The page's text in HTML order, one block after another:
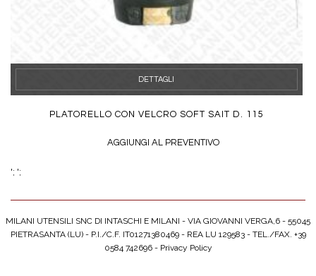
DETTAGLI
PLATORELLO CON VELCRO SOFT SAIT D. 115
AGGIUNGI AL PREVENTIVO
'; ';
MILANI UTENSILI SNC DI INTASCHI E MILANI - VIA GIOVANNI VERGA,6 - 55045
PIETRASANTA (LU) - P.I./C.F. IT01271380469 - REA LU 129583 - TEL./FAX. +39
0584 742696 - Privacy Policy